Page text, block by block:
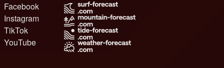
Facebook
Instagram
TikTok
YouTube